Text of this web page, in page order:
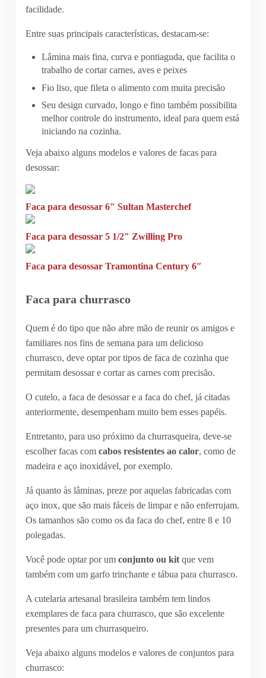
facilidade.
Entre suas principais características, destacam-se:
Lâmina mais fina, curva e pontiaguda, que facilita o
trabalho de cortar carnes, aves e peixes
Fio liso, que fileta o alimento com muita precisão
Seu design curvado, longo e fino também possibilita
melhor controle do instrumento, ideal para quem está
iniciando na cozinha.
Veja abaixo alguns modelos e valores de facas para
desossar:
Faca para desossar 6″ Sultan Masterchef
Faca para desossar 5 1/2″ Zwilling Pro
Faca para desossar Tramontina Century 6″
Faca para churrasco
Quem é do tipo que não abre mão de reunir os amigos e
familiares nos fins de semana para um delicioso
churrasco, deve optar por tipos de faca de cozinha que
permitam desossar e cortar as carnes com precisão.
O cutelo, a faca de desossar e a faca do chef, já citadas
anteriormente, desempenham muito bem esses papéis.
Entretanto, para uso próximo da churrasqueira, deve-se
escolher facas com cabos resistentes ao calor, como de
madeira e aço inoxidável, por exemplo.
Já quanto às lâminas, preze por aquelas fabricadas com
aço inox, que são mais fáceis de limpar e não enferrujam.
Os tamanhos são como os da faca do chef, entre 8 e 10
polegadas.
Você pode optar por umconjunto ou kitque vem
também com um garfo trinchante e tábua para churrasco.
A cutelaria artesanal brasileira também tem lindos
exemplares de faca para churrasco, que são excelente
presentes para um churrasqueiro.
Veja abaixo alguns modelos e valores de conjuntos para
churrasco: